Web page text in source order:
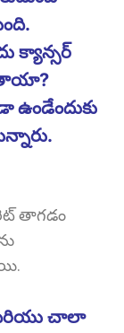
క్యాన్సర్
ఉండేందుకు
తాగడం
మరియు చాలా